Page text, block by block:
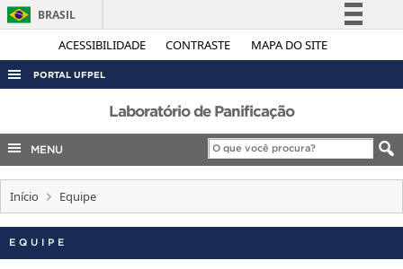
ACESSIBILIDADE CONTRASTE MAPA DO SITE
BRASIL
Simplifique!
Acesso à informação
Legislação
Canais
PORTAL UFPEL
ACESSO À INFORMAÇÃO
AUDITORIA
COBALTO
CONCURSOS
EDITAIS
INTERNACIONAL
Laboratório de Panificação
MENU
Início Equipe
EQUIPE